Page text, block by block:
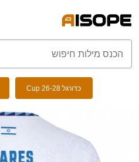
כדורגל Cup 26-28